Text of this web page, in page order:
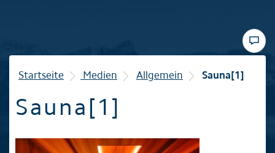
Winter
Familie
Startseite Medien Allgemein Sauna[1]
Sauna[1]